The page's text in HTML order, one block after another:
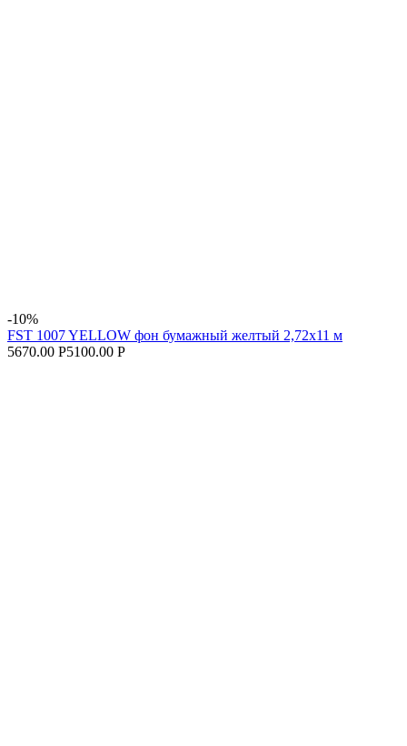
-10%
FST 1007 YELLOW фон бумажный желтый 2,72х11 м
5670.00 Р5100.00 Р